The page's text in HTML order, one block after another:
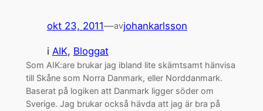
okt 23, 2011—avjohankarlsson
i AIK, Bloggat
Som AIK:are brukar jag ibland lite skämtsamt hänvisa
till Skåne som Norra Danmark, eller Norddanmark.
Baserat på logiken att Danmark ligger söder om
Sverige. Jag brukar också hävda att jag är bra på